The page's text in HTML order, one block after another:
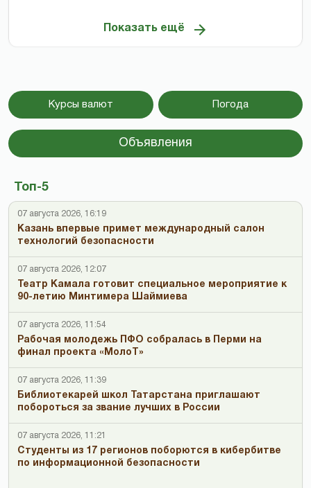
Показать ещё
Курсы валют Погода
Объявления
Топ-5
07 августа 2026, 16:19
Казань впервые примет международный салон
технологий безопасности
07 августа 2026, 12:07
Театр Камала готовит специальное мероприятие к
90-летию Минтимера Шаймиева
07 августа 2026, 11:54
Рабочая молодежь ПФО собралась в Перми на
финал проекта «МолоТ»
07 августа 2026, 11:39
Библиотекарей школ Татарстана приглашают
побороться за звание лучших в России
07 августа 2026, 11:21
Студенты из 17 регионов поборются в кибербитве
по информационной безопасности